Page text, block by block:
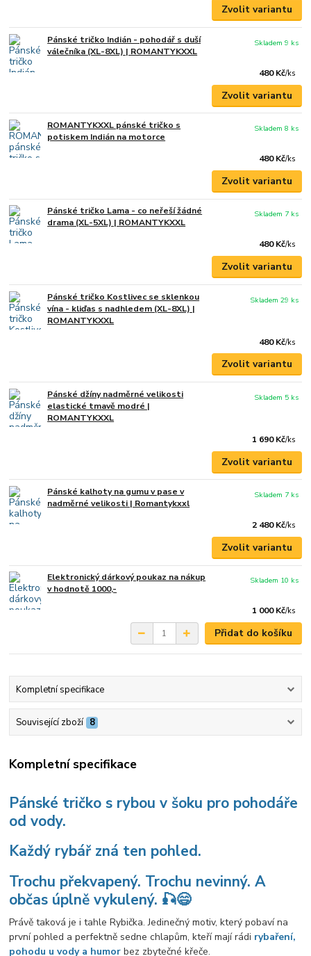
Zvolit variantu
Pánské tričko Indián - pohodář s duší
válečníka (XL-8XL) | ROMANTYKXXL
480 Kč/ks
Skladem 9 ks
Zvolit variantu
ROMANTYKXXL pánské tričko s
potiskem Indián na motorce
480 Kč/ks
Skladem 8 ks
Zvolit variantu
Pánské tričko Lama - co neřeší žádné
drama (XL-5XL) | ROMANTYKXXL
480 Kč/ks
Skladem 7 ks
Zvolit variantu
Pánské tričko Kostlivec se sklenkou
vína - kliďas s nadhledem (XL-8XL) |
ROMANTYKXXL
480 Kč/ks
Skladem 29 ks
Zvolit variantu
Pánské džíny nadměrné velikosti
elastické tmavě modré |
ROMANTYKXXL
1 690 Kč/ks
Skladem 5 ks
Zvolit variantu
Pánské kalhoty na gumu v pase v
nadměrné velikosti | Romantykxxl
2 480 Kč/ks
Skladem 7 ks
Zvolit variantu
Elektronický dárkový poukaz na nákup
v hodnotě 1000,-
1 000 Kč/ks
Skladem 10 ks
Přidat do košíku
Kompletní specifikace
Související zboží 8
Kompletní specifikace
Pánské tričko s rybou v šoku pro pohodáře
od vody.
Každý rybář zná ten pohled.
Trochu překvapený. Trochu nevinný. A
občas úplně vykulený. 🎣😄
Právě taková je i tahle Rybička. Jedinečný motiv, který pobaví na
první pohled a perfektně sedne chlapům, kteří mají rádi rybaření,
pohodu u vody a humor bez zbytečné křeče.